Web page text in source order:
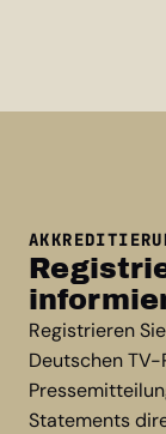
Registrieren
Deutschen
Statements